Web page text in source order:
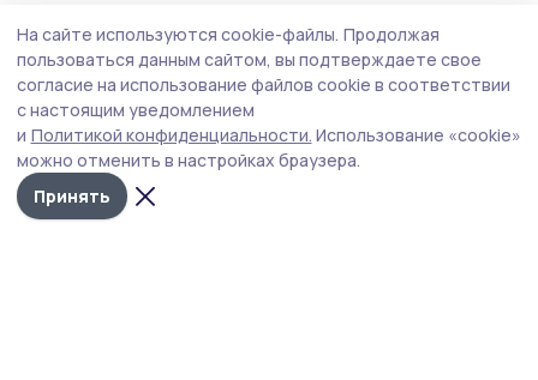
На сайте используются cookie-файлы. Продолжая
пользоваться данным сайтом, вы подтверждаете свое
согласие на использование файлов cookie в соответствии
с настоящим уведомлением
и Политикой конфиденциальности. Использование «cookie»
можно отменить в настройках браузера.
Принять